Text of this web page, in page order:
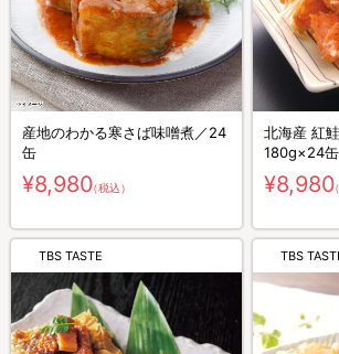
産地のわかる寒さば味噌煮／24
缶
¥8,980（税込）
北海産 紅
180g×24缶
¥8,980
TBS TASTE TBS